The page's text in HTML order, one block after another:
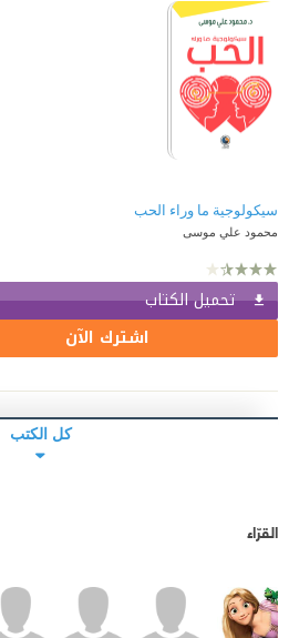
سيكولوجية ما وراء الحب
محمود علي موسى
تحميل الكتاب
اشترك الآن
كل الكتب
القرّاء